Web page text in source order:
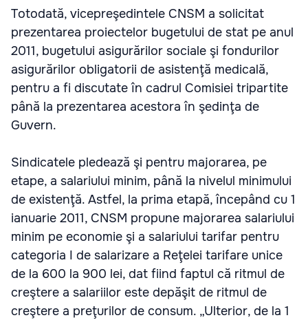
Totodată, vicepreşedintele CNSM a solicitat
prezentarea proiectelor bugetului de stat pe anul
2011, bugetului asigurărilor sociale şi fondurilor
asigurărilor obligatorii de asistenţă medicală,
pentru a fi discutate în cadrul Comisiei tripartite
până la prezentarea acestora în şedinţa de
Guvern.
Sindicatele pledează şi pentru majorarea, pe
etape, a salariului minim, până la nivelul minimului
de existenţă. Astfel, la prima etapă, începând cu 1
ianuarie 2011, CNSM propune majorarea salariului
minim pe economie şi a salariului tarifar pentru
categoria I de salarizare a Reţelei tarifare unice
de la 600 la 900 lei, dat fiind faptul că ritmul de
creştere a salariilor este depăşit de ritmul de
creştere a preţurilor de consum. „Ulterior, de la 1